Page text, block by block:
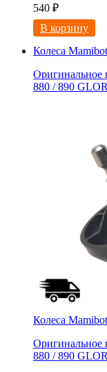
540 ₽
В корзину
Колеса Mamibot
Оригинальное
880 / 890
Колеса Mamibot
Оригинальное
880 / 890